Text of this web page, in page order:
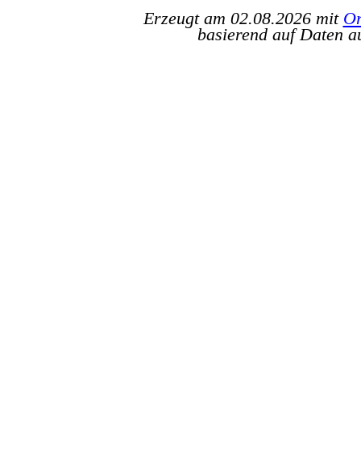
Erzeugt am 02.08.2026 mit
basierend auf Daten